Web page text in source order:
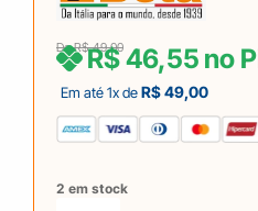
DeR$49,00
Em até 1x deR$49,00
R$46,55 no
2 em stock